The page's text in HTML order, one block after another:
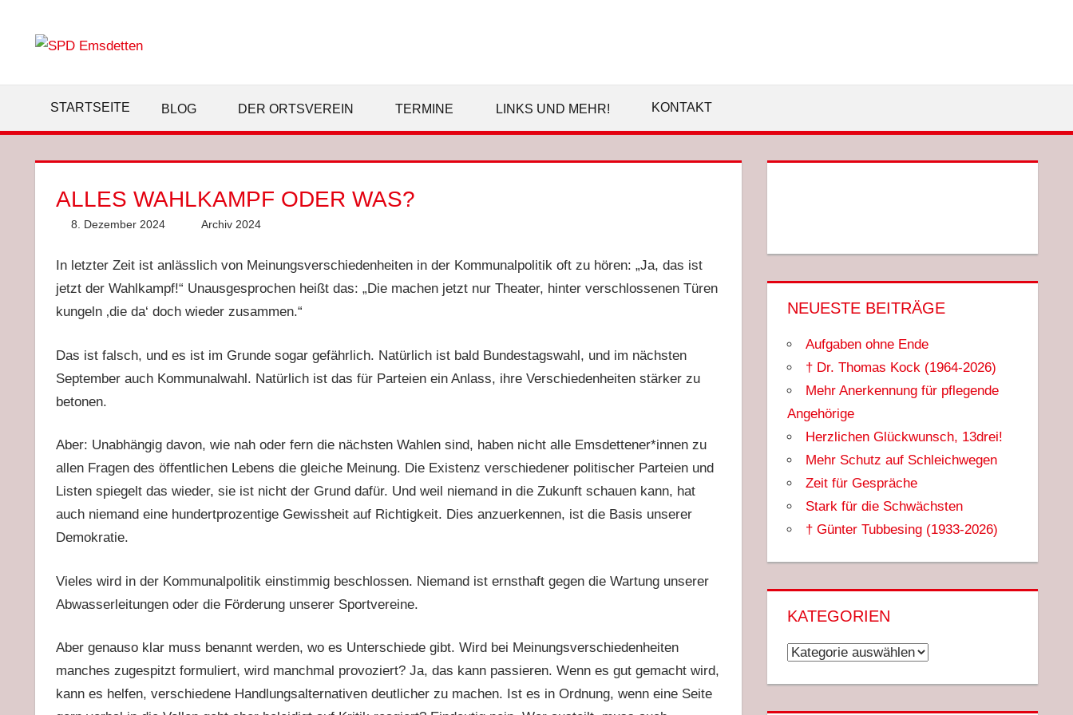
EMSDETTEN
STARTSEITE BLOG DER ORTSVEREIN TERMINE LINKS UND MEHR! KONTAKT
ALLES WAHLKAMPF ODER WAS?
8. Dezember 2024 Anke Hackethal
Archiv 2024
In letzter Zeit ist anlässlich von Meinungsverschiedenheiten in der Kommunalpolitik oft zu hören: „Ja, das ist
jetzt der Wahlkampf!“ Unausgesprochen heißt das: „Die machen jetzt nur Theater, hinter verschlossenen Türen
kungeln ‚die da‘ doch wieder zusammen.“
Das ist falsch, und es ist im Grunde sogar gefährlich. Natürlich ist bald Bundestagswahl, und im nächsten
September auch Kommunalwahl. Natürlich ist das für Parteien ein Anlass, ihre Verschiedenheiten stärker zu
betonen.
Aber: Unabhängig davon, wie nah oder fern die nächsten Wahlen sind, haben nicht alle Emsdettener*innen zu
allen Fragen des öffentlichen Lebens die gleiche Meinung. Die Existenz verschiedener politischer Parteien und
Listen spiegelt das wieder, sie ist nicht der Grund dafür. Und weil niemand in die Zukunft schauen kann, hat
auch niemand eine hundertprozentige Gewissheit auf Richtigkeit. Dies anzuerkennen, ist die Basis unserer
Demokratie.
Vieles wird in der Kommunalpolitik einstimmig beschlossen. Niemand ist ernsthaft gegen die Wartung unserer
Abwasserleitungen oder die Förderung unserer Sportvereine.
Aber genauso klar muss benannt werden, wo es Unterschiede gibt. Wird bei Meinungsverschiedenheiten
manches zugespitzt formuliert, wird manchmal provoziert? Ja, das kann passieren. Wenn es gut gemacht wird,
kann es helfen, verschiedene Handlungsalternativen deutlicher zu machen. Ist es in Ordnung, wenn eine Seite
NEUESTE BEITRÄGE
Aufgaben ohne Ende
† Dr. Thomas Kock (1964-2026)
Mehr Anerkennung für pflegende
Angehörige
Herzlichen Glückwunsch, 13drei!
Mehr Schutz auf Schleichwegen
Zeit für Gespräche
Stark für die Schwächsten
† Günter Tubbesing (1933-2026)
KATEGORIEN
Kategorien